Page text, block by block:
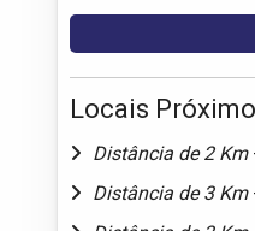
Locais
Distância de 2 Km
Distância de 3 Km